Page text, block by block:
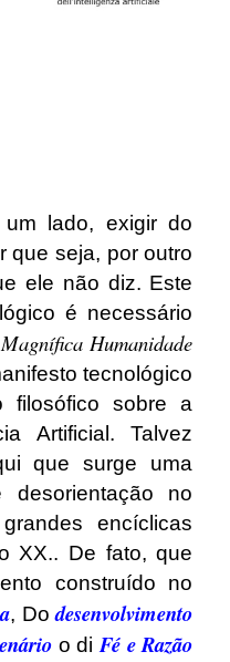
lado, exigir do
que seja, por outro
ele não diz. Este
é necessário
Magnífica Humanidade
tecnológico
filosófico sobre a
Artificial. Talvez
que surge uma
desorientação no
encíclicas
XX.. De fato, que
construído no
, Dodesenvolvimento
o diFé e Razão